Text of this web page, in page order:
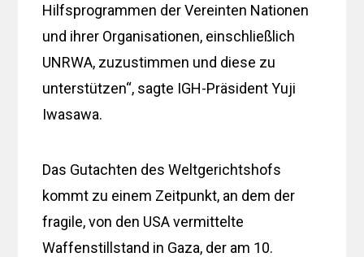
Hilfsprogrammen der Vereinten Nationen
und ihrer Organisationen, einschließlich
UNRWA, zuzustimmen und diese zu
unterstützen“, sagte IGH-Präsident Yuji
Iwasawa.
Das Gutachten des Weltgerichtshofs
kommt zu einem Zeitpunkt, an dem der
fragile, von den USA vermittelte
Waffenstillstand in Gaza, der am 10.